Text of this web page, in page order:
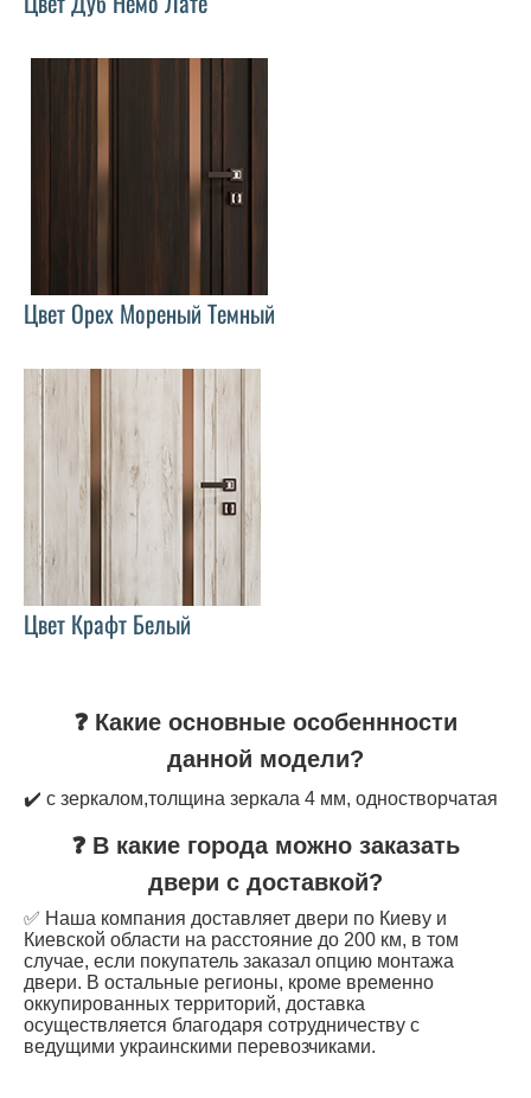
Цвет Орех Мореный Темный
Цвет Крафт Белый
❓ Какие основные особеннности
данной модели?
✔️ с зеркалом,толщина зеркала 4 мм, одностворчатая
❓ В какие города можно заказать
двери с доставкой?
✅ Наша компания доставляет двери по Киеву и
Киевской области на расстояние до 200 км, в том
случае, если покупатель заказал опцию монтажа
двери. В остальные регионы, кроме временно
оккупированных территорий, доставка
осуществляется благодаря сотрудничеству с
ведущими украинскими перевозчиками.